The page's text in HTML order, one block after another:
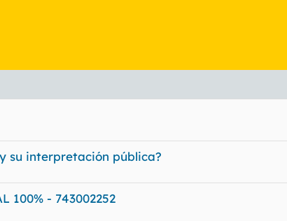
su interpretación pública?
100% - 743002252